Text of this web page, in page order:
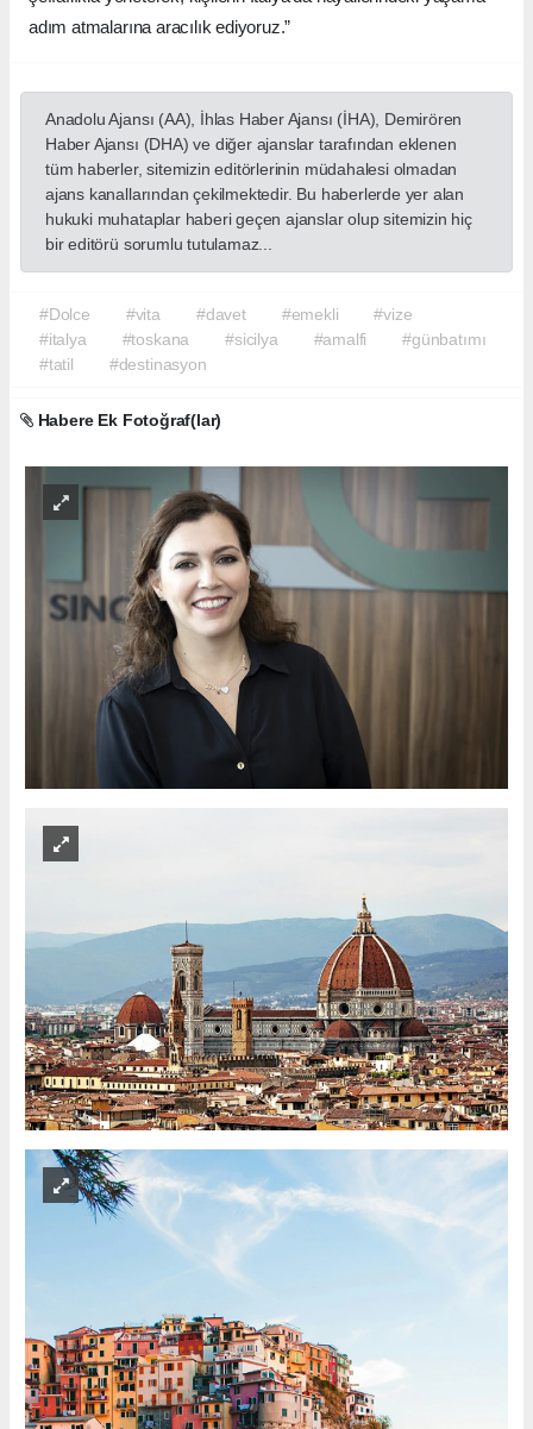
adım atmalarına aracılık ediyoruz.”
Anadolu Ajansı (AA), İhlas Haber Ajansı (İHA), Demirören
Haber Ajansı (DHA) ve diğer ajanslar tarafından eklenen
tüm haberler, sitemizin editörlerinin müdahalesi olmadan
ajans kanallarından çekilmektedir. Bu haberlerde yer alan
hukuki muhataplar haberi geçen ajanslar olup sitemizin hiç
bir editörü sorumlu tutulamaz...
#Dolce #vita #davet #emekli
#vize
#italya
#toskana #sicilya #amalfi
#günbatımı
#tatil
#destinasyon
Habere Ek Fotoğraf(lar)